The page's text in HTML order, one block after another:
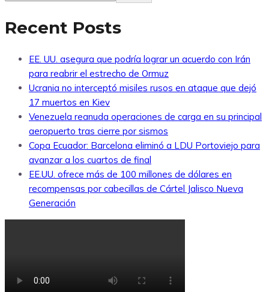
Recent Posts
EE. UU. asegura que podría lograr un acuerdo con Irán
para reabrir el estrecho de Ormuz
Ucrania no interceptó misiles rusos en ataque que dejó
17 muertos en Kiev
Venezuela reanuda operaciones de carga en su principal
aeropuerto tras cierre por sismos
Copa Ecuador: Barcelona eliminó a LDU Portoviejo para
avanzar a los cuartos de final
EE.UU. ofrece más de 100 millones de dólares en
recompensas por cabecillas de Cártel Jalisco Nueva
Generación